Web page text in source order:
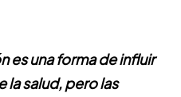
es una forma de influir
salud, pero las